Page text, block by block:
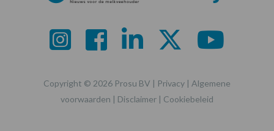
Copyright © 2026 Prosu BV | Privacy | Algemene
voorwaarden | Disclaimer | Cookiebeleid